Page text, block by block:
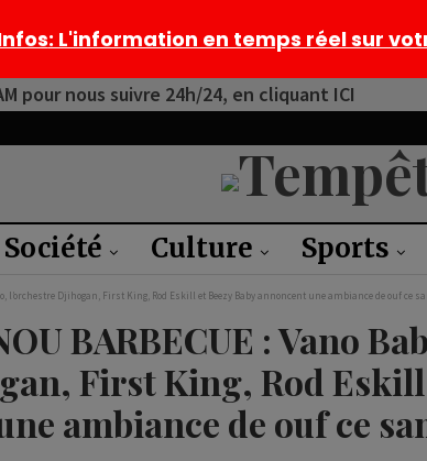
pour nous suivre 24h/24, en cliquant ICI
Société Culture Sports
l’orchestre Djihogan, First King, Rod Eskill et Beezy Baby annoncent une ambiance de ouf ce
BARBECUE : Vano
First King, Rod Eskill
ambiance de ouf ce
: L'information en temps réel sur